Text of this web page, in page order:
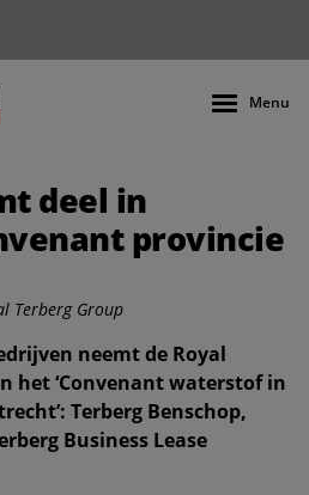
Menu
deel in
provincie
Terberg Group
neemt de Royal
het ‘Convenant waterstof in
Terberg Benschop,
Business Lease